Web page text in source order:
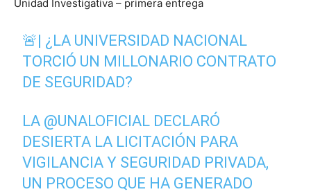
Unidad Investigativa – primera entrega
🚨| ¿LA UNIVERSIDAD NACIONAL
TORCIÓ UN MILLONARIO CONTRATO
DE SEGURIDAD?
LA @UNALOFICIALDECLARÓ
DESIERTA LA LICITACIÓN PARA
VIGILANCIA Y SEGURIDAD PRIVADA,
UN PROCESO QUE HA GENERADO